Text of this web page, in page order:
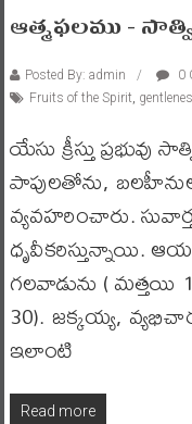
ఆత్మఫలము –
Posted By: admin
0
Fruits of the Spirit,
యేసు క్రీస్తు
పాపులతోను,
వ్యవహరించారు.
ధృవీకరిస్తున్నాయి.
గలవాడును ( మత్తయి
30). జక్కయ్య,
ఇలాంటి
Read more